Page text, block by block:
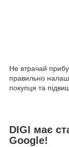
Не втрачай
правильно
покупця та
DIGI має
Google!